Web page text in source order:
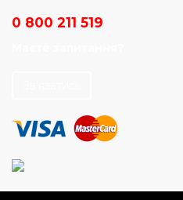
0 800 211 519